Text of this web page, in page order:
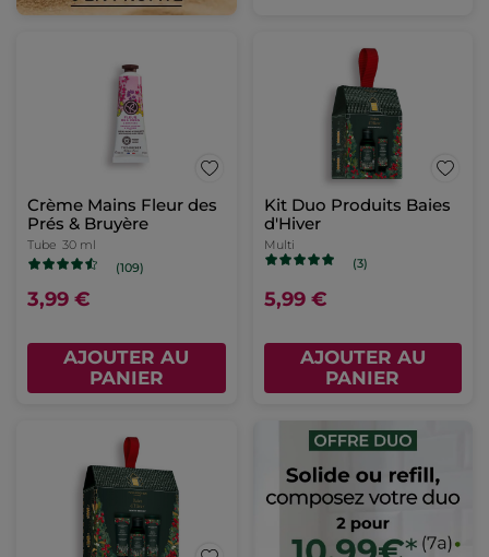
Crème Mains Fleur des
Prés & Bruyère
Tube 30 ml
(109)
3,99 €
AJOUTER AU
PANIER
Kit Duo Produits Baies
d'Hiver
Multi
(3)
5,99 €
AJOUTER AU
PANIER